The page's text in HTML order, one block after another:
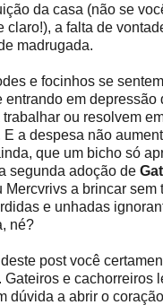
da casa (não se
claro!), a falta de
madrugada.
e focinhos se
entrando em depressão
ou resolvem
a despesa não
que um bicho só
segunda adoção de
a brincar sem
e unhadas
né?
post você
Gateiros e cachorreiros
dúvida a abrir o